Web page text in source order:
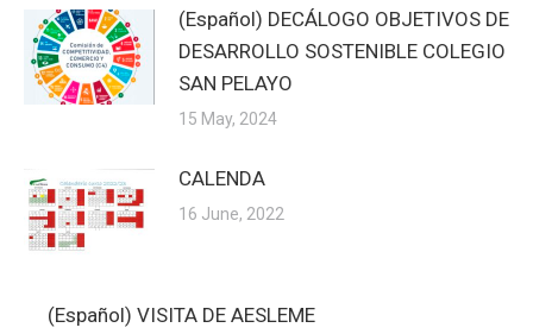
(Español) DECÁLOGO OBJETIVOS DE
DESARROLLO SOSTENIBLE COLEGIO
SAN PELAYO
15 May, 2024
CALENDA
16 June, 2022
(Español) VISITA DE AESLEME